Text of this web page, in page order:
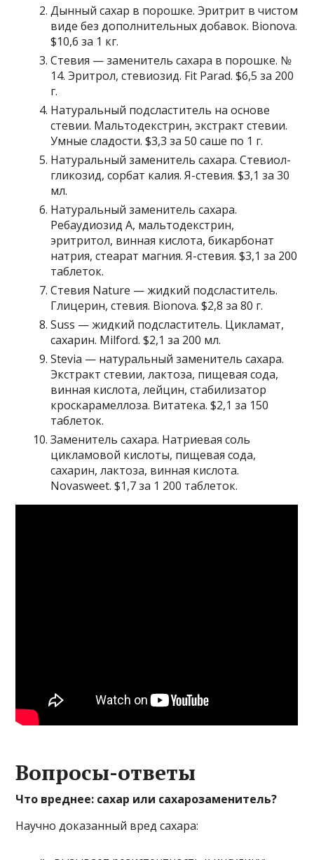
Дынный сахар в порошке. Эритрит в чистом
виде без дополнительных добавок. Bionova.
$10,6 за 1 кг.
Стевия — заменитель сахара в порошке. №
14. Эритрол, стевиозид. Fit Parad. $6,5 за 200
г.
Натуральный подсластитель на основе
стевии. Мальтодекстрин, экстракт стевии.
Умные сладости. $3,3 за 50 саше по 1 г.
Натуральный заменитель сахара. Стевиол-
гликозид, сорбат калия. Я-стевия. $3,1 за 30
мл.
Натуральный заменитель сахара.
Ребаудиозид A, мальтодекстрин,
эритритол, винная кислота, бикарбонат
натрия, стеарат магния. Я-стевия. $3,1 за 200
таблеток.
Стевия Nature — жидкий подсластитель.
Глицерин, стевия. Bionova. $2,8 за 80 г.
Suss — жидкий подсластитель. Цикламат,
сахарин. Milford. $2,1 за 200 мл.
Stevia — натуральный заменитель сахара.
Экстракт стевии, лактоза, пищевая сода,
винная кислота, лейцин, стабилизатор
кроскарамеллоза. Витатека. $2,1 за 150
таблеток.
Заменитель сахара. Натриевая соль
цикламовой кислоты, пищевая сода,
сахарин, лактоза, винная кислота.
Novasweet. $1,7 за 1 200 таблеток.
Вопросы-ответы
Что вреднее: сахар или сахарозаменитель?
Научно доказанный вред сахара: